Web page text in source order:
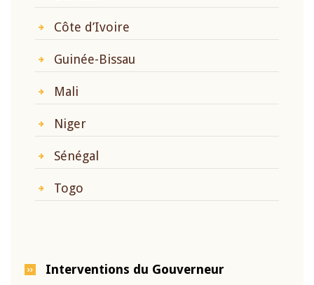
Côte d’Ivoire
Guinée-Bissau
Mali
Niger
Sénégal
Togo
Interventions du Gouverneur